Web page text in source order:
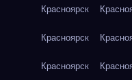
Красноярск
Красноярск
Красноярск